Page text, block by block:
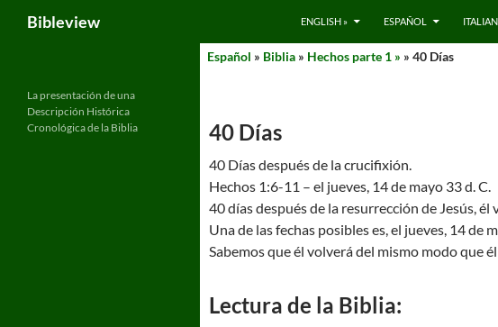
content
Bibleview ENGLISH » ESPAÑOL
Español » Biblia » Hechos parte 1 » » 40 Días
40 Días
40 Días después de la crucifixión.
Hechos 1:6-11 – el jueves, 14 de mayo 33 d. C.
40 días después de la resurrección de Jesús, él
Una de las fechas posibles es, el jueves, 14 de
Sabemos que él volverá del mismo modo que
Lectura de la Biblia:
La presentación de una
Descripción Histórica
Cronológica de la Biblia